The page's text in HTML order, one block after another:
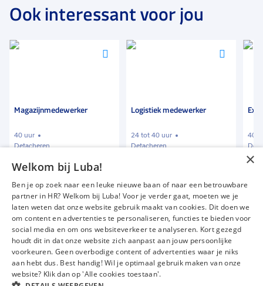
Ook interessant voor jou
Voeg
Magazijnmedewerker
40 uur
Detacheren
€ 2100-€ 2300 p.m.
Voeg
Logistiek medewerker
24 tot 40 uur
Detacheren
40
€
Vacatures
Over ons
Werken bij Luba
Voor werkgevers
Mijn Luba
Contact
×
Welkom bij Luba!
Ben je op zoek naar een leuke nieuwe baan of naar een betrouwbare
partner in HR? Welkom bij Luba! Voor je verder gaat, moeten we je
laten weten dat onze website gebruik maakt van cookies. Dit doen we
om content en advertenties te personaliseren, functies te bieden voor
social media en om ons websiteverkeer te analyseren. Kort gezegd
houdt dit in dat onze website zich aanpast aan jouw persoonlijke
voorkeuren. Geen overbodige content of advertenties waar je niks
aan hebt dus. Best handig! Wil je optimaal gebruik maken van onze
website? Klik dan op 'Alle cookies toestaan'.